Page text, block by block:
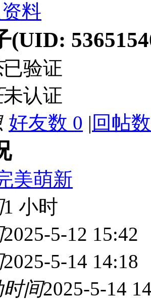
料
(UID:
已验证
未认证
好友数 0 | 回帖
美萌新
1 小时
2025-5-12 15:42
2025-5-14 14:18
时间2025-5-14